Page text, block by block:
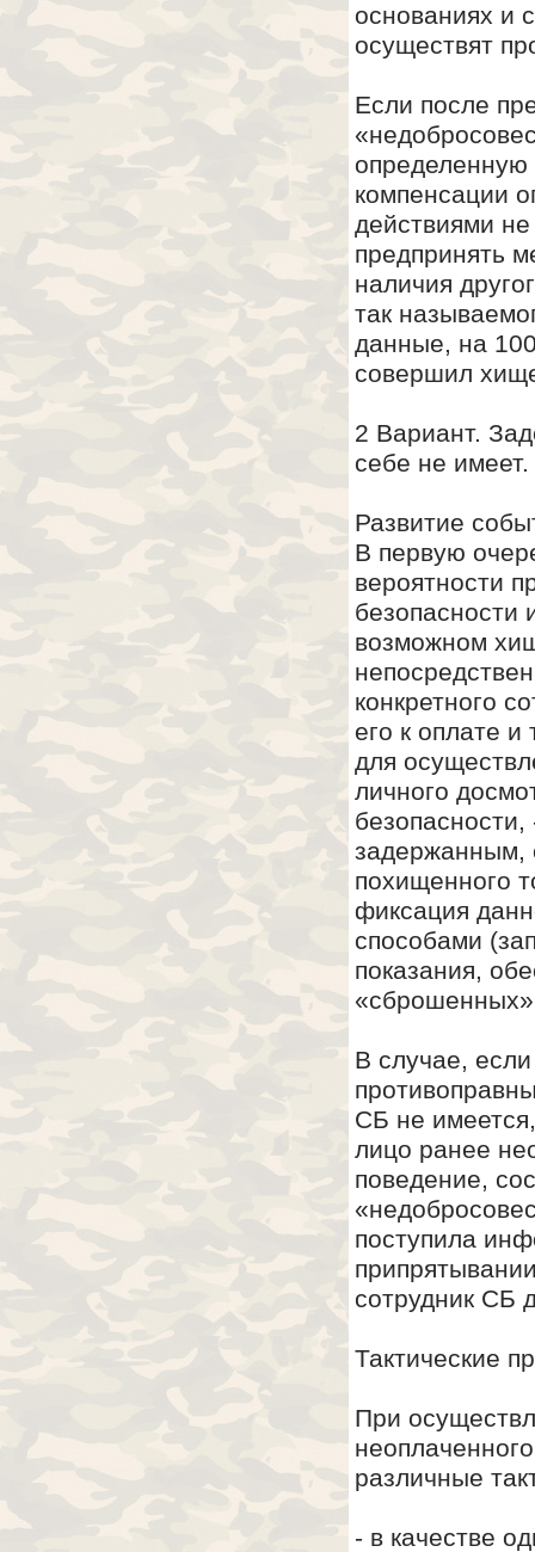
основаниях и
осуществят
Если после
определенную
компенсации
действиями
предпринять
наличия
так
данные, на
совершил
2 Вариант.
себе не имеет.
Развитие
В первую
вероятности
безопасности
возможном
конкретного
его к оплате
для
личного
задержанным,
похищенного
фиксация
способами
показания,
«сброшенных»
В случае,
СБ не
лицо ранее
поведение,
поступила
сотрудник СБ
Тактические
При
различные
- в качестве